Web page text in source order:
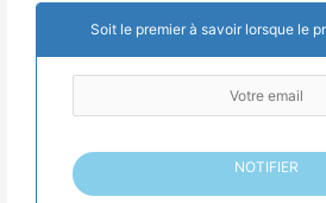
Soit le premier à savoir lorsque le
NOTIFIER